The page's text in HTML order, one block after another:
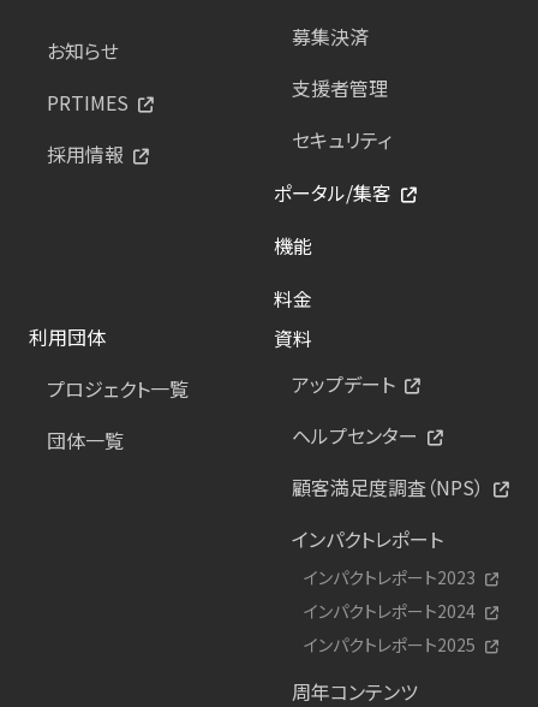
お知らせ
PRTIMES
採用情報
募集決済
支援者管理
セキュリティ
ポータル/集客
機能
料金
利用団体
プロジェクト一覧
団体一覧
資料
アップデート
ヘルプセンター
顧客満足度調査（NPS）
インパクトレポート
インパクトレポート2023
インパクトレポート2024
インパクトレポート2025
周年コンテンツ